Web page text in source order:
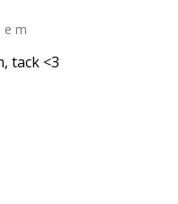
e m
tack <3